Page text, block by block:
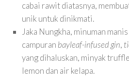
cabai rawit diatasnya,
unik untuk dinikmati.
Jaka Nungkha, minuman
campuran bayleaf-infused gin,
yang dihaluskan, minyak
lemon dan air kelapa.